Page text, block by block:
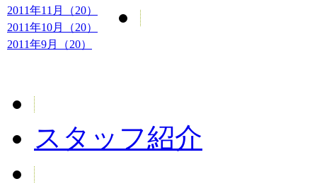
2011年11月（20）
2011年10月（20）
2011年9月（20）
スタッフ紹介